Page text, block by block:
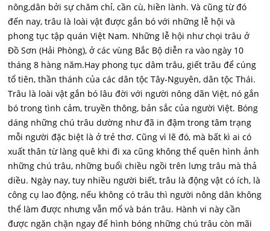
nông,dân bởi sự chăm chỉ, cần cù, hiền lành. Và cũng từ đó
đến nay, trâu là loài vật được gắn bó với những lễ hội và
phong tục tập quán Việt Nam. Những lễ hội như chọi trâu ở
Đồ Sơn (Hải Phòng), ở các vùng Bắc Bộ diễn ra vào ngày 10
tháng 8 hàng năm.Hay phong tục dâm trâu, giết trâu để cúng
tổ tiên, thần thánh của các dân tộc Tây-Nguyên, dân tộc Thái.
Trâu là loài vật gắn bó lâu đời với người nông dãn Việt, nó gắn
bó trong tình cảm, truyền thông, bản sắc của người Việt. Bóng
dáng những chú trâu dường như đã in đậm trong tâm trạng
mỗi người đặc biệt là ở trẻ thơ. Cũng vì lẽ đó, mà bất kì ai có
xuất thân từ làng quê khi đi xa cũng không thể quên hình ảnh
những chú trâu, những buổi chiều ngồi trên lưng trâu mà thả
diều. Ngày nay, tuy nhiều người biết, trâu là động vật có ích, là
công cụ lao động, nếu không có trâu thì người nông dân không
thể làm được nhưng vẫn mổ và bán trâu. Hành vi này cần
được ngăn chặn ngay để hình bóng những chú trâu còn mãi